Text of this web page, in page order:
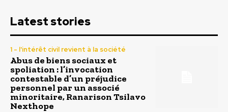
Latest stories
1 - l'intérêt civil revient à la société
Abus de biens sociaux et
spoliation : l’invocation
contestable d’un préjudice
personnel par un associé
minoritaire, Ranarison Tsilavo
Nexthope